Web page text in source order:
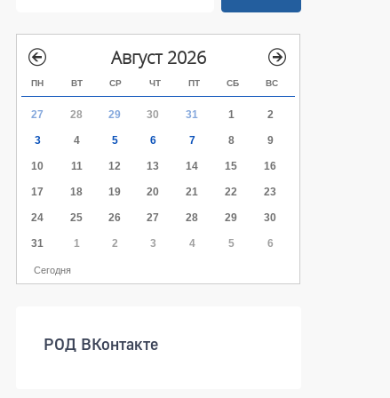
Август 2026
ПН ВТ СР ЧТ ПТ СБ ВС
27 28 29 30 31 1 2
3 4 5 6 7 8 9
10 11 12 13 14 15 16
17 18 19 20 21 22 23
24 25 26 27 28 29 30
31 1 2 3 4 5 6
Сегодня
РОД ВКонтакте